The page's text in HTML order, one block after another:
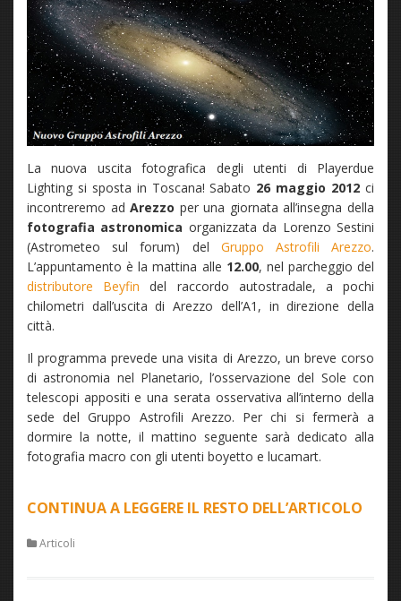
La nuova uscita fotografica degli utenti di Playerdue
Lighting si sposta in Toscana! Sabato 26 maggio 2012 ci
incontreremo adArezzo per una giornata all’insegna della
fotografia astronomica organizzata da Lorenzo Sestini
(Astrometeo sul forum) del Gruppo Astrofili Arezzo.
L’appuntamento è la mattina alle 12.00, nel parcheggio del
distributore Beyfin del raccordo autostradale, a pochi
chilometri dall’uscita di Arezzo dell’A1, in direzione della
città.
Il programma prevede una visita di Arezzo, un breve corso
di astronomia nel Planetario, l’osservazione del Sole con
telescopi appositi e una serata osservativa all’interno della
sede del Gruppo Astrofili Arezzo. Per chi si fermerà a
dormire la notte, il mattino seguente sarà dedicato alla
fotografia macro con gli utenti boyetto e lucamart.
CONTINUA A LEGGERE IL RESTO DELL’ARTICOLO
Articoli